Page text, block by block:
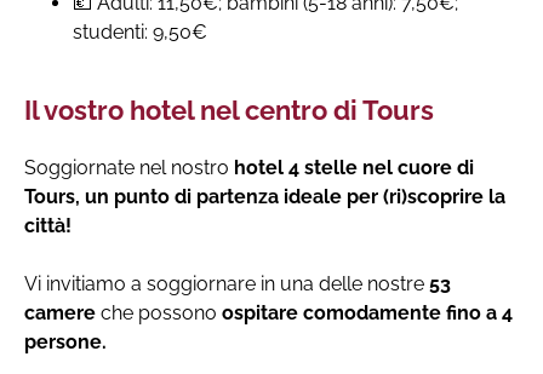
studenti: 9,50€
Il vostro hotel nel centro di Tours
Soggiornate nel nostro hotel 4 stelle nel cuore di
Tours, un punto di partenza ideale per (ri)scoprire la
città!
Vi invitiamo a soggiornare in una delle nostre 53
camere che possono ospitare comodamente fino a 4
persone.